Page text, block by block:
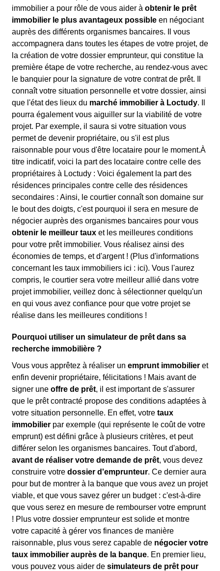
immobilier a pour rôle de vous aider à obtenir le prêt
immobilier le plus avantageux possible en négociant
auprès des différents organismes bancaires. Il vous
accompagnera dans toutes les étapes de votre projet, de
la création de votre dossier emprunteur, qui constitue la
première étape de votre recherche, au rendez-vous avec
le banquier pour la signature de votre contrat de prêt. Il
connaît votre situation personnelle et votre dossier, ainsi
que l'état des lieux du marché immobilier à Loctudy. Il
pourra également vous aiguiller sur la viabilité de votre
projet. Par exemple, il saura si votre situation vous
permet de devenir propriétaire, ou s'il est plus
raisonnable pour vous d'être locataire pour le moment.À
titre indicatif, voici la part des locataire contre celle des
propriétaires à Loctudy : Voici également la part des
résidences principales contre celle des résidences
secondaires : Ainsi, le courtier connaît son domaine sur
le bout des doigts, c'est pourquoi il sera en mesure de
négocier auprès des organismes bancaires pour vous
obtenir le meilleur taux et les meilleures conditions
pour votre prêt immobilier. Vous réalisez ainsi des
économies de temps, et d'argent ! (Plus d'informations
concernant les taux immobiliers ici : ici). Vous l'aurez
compris, le courtier sera votre meilleur allié dans votre
projet immobilier, veillez donc à sélectionner quelqu'un
en qui vous avez confiance pour que votre projet se
réalise dans les meilleures conditions !
Pourquoi utiliser un simulateur de prêt dans sa
recherche immobilière ?
Vous vous apprêtez à réaliser un emprunt immobilier et
enfin devenir propriétaire, félicitations ! Mais avant de
signer une offre de prêt, il est important de s'assurer
que le prêt contracté propose des conditions adaptées à
votre situation personnelle. En effet, votre taux
immobilier par exemple (qui représente le coût de votre
emprunt) est défini grâce à plusieurs critères, et peut
différer selon les organismes bancaires. Tout d'abord,
avant de réaliser votre demande de prêt, vous devez
construire votre dossier d'emprunteur. Ce dernier aura
pour but de montrer à la banque que vous avez un projet
viable, et que vous savez gérer un budget : c'est-à-dire
que vous serez en mesure de rembourser votre emprunt
! Plus votre dossier emprunteur est solide et montre
votre capacité à gérer vos finances de manière
raisonnable, plus vous serez capable de négocier votre
taux immobilier auprès de la banque. En premier lieu,
vous pouvez vous aider de simulateurs de prêt pour